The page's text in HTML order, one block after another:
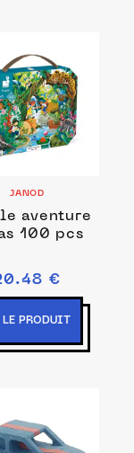
JANOD
aventure
100 pcs
€
PRODUIT